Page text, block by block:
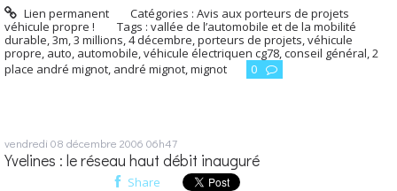
Lien permanent Catégories :Avis aux porteurs de projets
véhicule propre !
Tags : vallée de l’automobile et de la mobilité
durable 3m 3 millions 4 décembre porteurs de projets véhicule
propre auto automobile véhicule électriquen cg78 conseil général 2
place andré mignot andré mignot mignot 0
vendredi 08 décembre 2006 06h47
Yvelines : le réseau haut débit inauguré
Share